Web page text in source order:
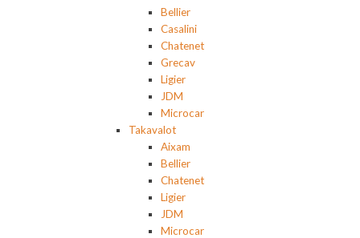
Bellier
Casalini
Chatenet
Grecav
Ligier
JDM
Microcar
Takavalot
Aixam
Bellier
Chatenet
Ligier
JDM
Microcar